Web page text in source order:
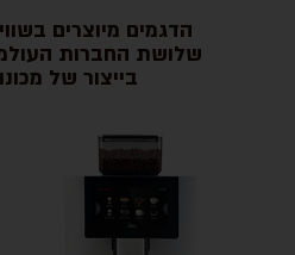
הדגמים מיוצרים
שלושת החברות
בייצור של